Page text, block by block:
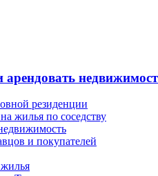
резиденции
жилья по соседству
и покупателей